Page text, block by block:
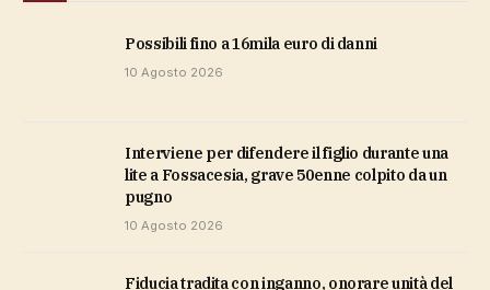
possibili fino a 16mila euro di danni
10 Agosto 2026
Interviene per difendere il figlio durante una
lite a Fossacesia, grave 50enne colpito da un
pugno
10 Agosto 2026
Fiducia tradita con inganno, onorare unità del